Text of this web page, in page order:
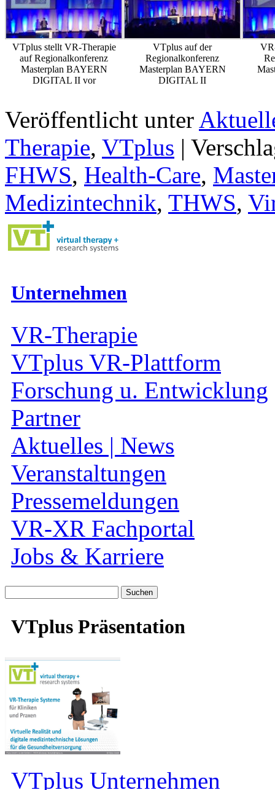
VTplus stellt VR-Therapie
auf Regionalkonferenz
Masterplan BAYERN
DIGITAL II vor
VTplus auf der
Regionalkonferenz
Masterplan BAYERN
DIGITAL II
Veröffentlicht unter
Therapie, VTplus |
FHWS, Health-Care,
Medizintechnik, THWS,
Unternehmen
VR-Therapie
VTplus VR-Plattform
Forschung u. Entwicklung
Partner
Aktuelles | News
Veranstaltungen
Pressemeldungen
VR-XR Fachportal
Jobs & Karriere
nach:
VTplus Präsentation
VTplus Unternehmen